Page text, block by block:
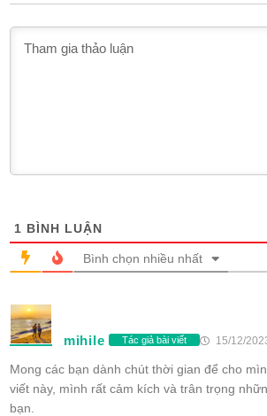
1 BÌNH LUẬN
Bình chọn nhiều nhất
mihile Tác giả bài viết 15/12/
Mong các bạn dành chút thời gian để cho
viết này, mình rất cảm kích và trân trọng
bạn.